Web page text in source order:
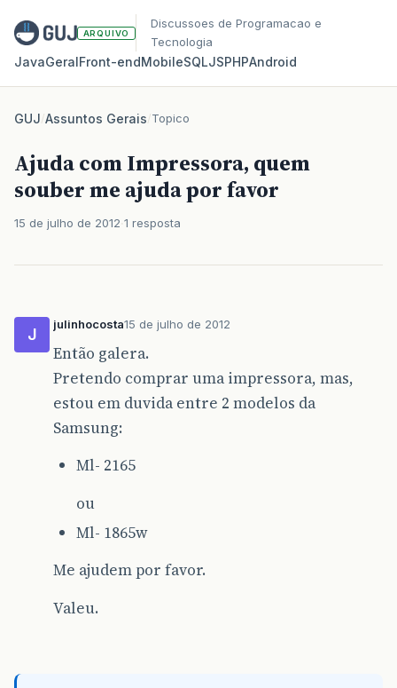
ARQUIVO
Discussoes de Programacao e
Tecnologia
JavaGeralFront‑endMobileSQLJSPHPAndroid
GUJ/Assuntos Gerais/Topico
Ajuda com Impressora, quem
souber me ajuda por favor
15 de julho de 2012 1 resposta
J
julinhocosta15 de julho de 2012
Então galera.
Pretendo comprar uma impressora, mas,
estou em duvida entre 2 modelos da
Samsung:
Ml- 2165
ou
Ml- 1865w
Me ajudem por favor.
Valeu.